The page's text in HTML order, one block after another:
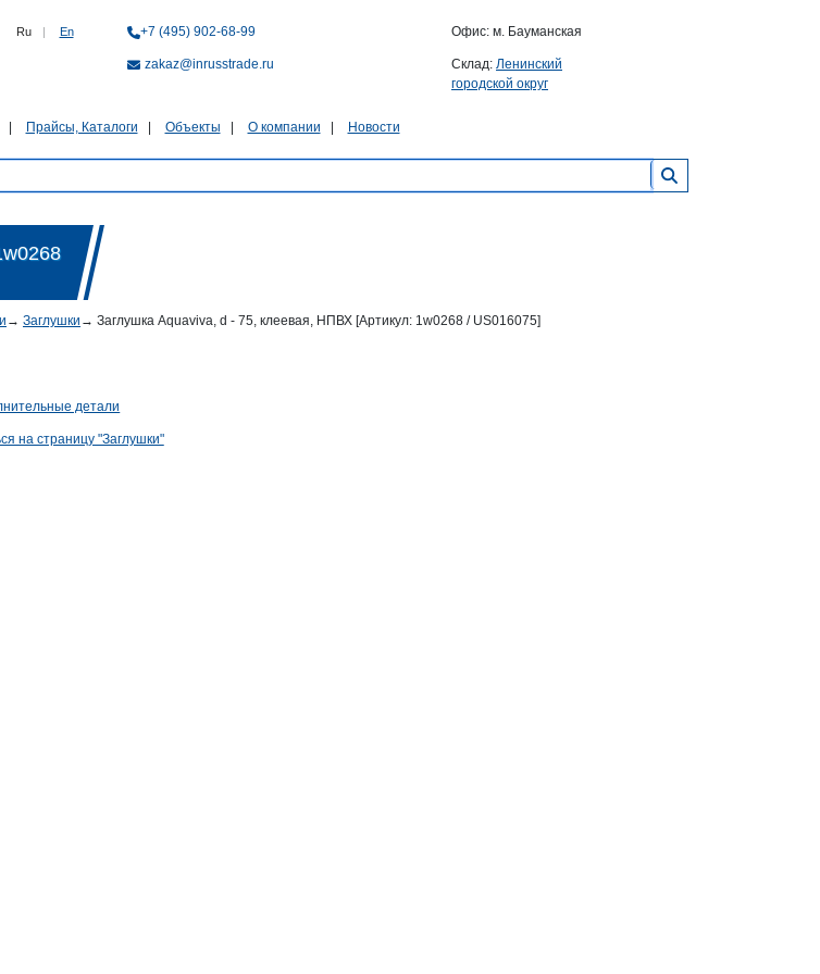
Ru | En +7 (495) 902-68-99
zakaz@inrusstrade.ru
Офис: м. Бауманская
Склад: Ленинский
городской округ
Прайсы, Каталоги Объекты О компании Новости
→ Заглушки → Заглушка Aquaviva, d - 75, клеевая, НПВХ [Артикул: 1w0268 / US016075]
детали
на страницу "Заглушки"